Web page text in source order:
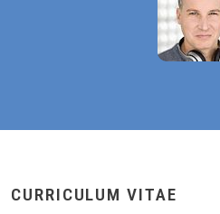
CURRICULUM VITAE